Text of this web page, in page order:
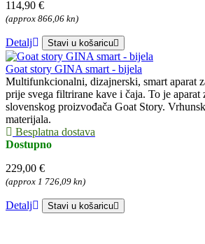
114,90 €
(approx 866,06 kn)
Detalj Stavi u košaricu
Goat story GINA smart - bijela
Multifunkcionalni, dizajnerski, smart aparat
prije svega filtrirane kave i čaja. To je aparat
slovenskog proizvođača Goat Story.
materijala.
Besplatna dostava
Dostupno
229,00 €
(approx 1 726,09 kn)
Detalj Stavi u košaricu